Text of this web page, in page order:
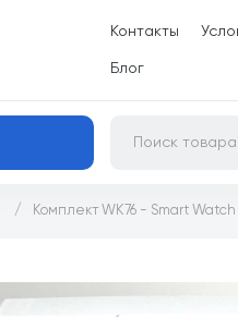
Контакты
Блог
Комплект WK76 - Smart